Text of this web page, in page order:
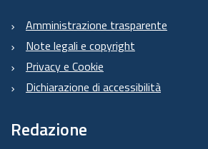
Amministrazione trasparente
Note legali e copyright
Privacy e Cookie
Dichiarazione di accessibilità
Redazione